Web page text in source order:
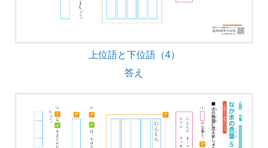
上位語と下位語（4）
答え